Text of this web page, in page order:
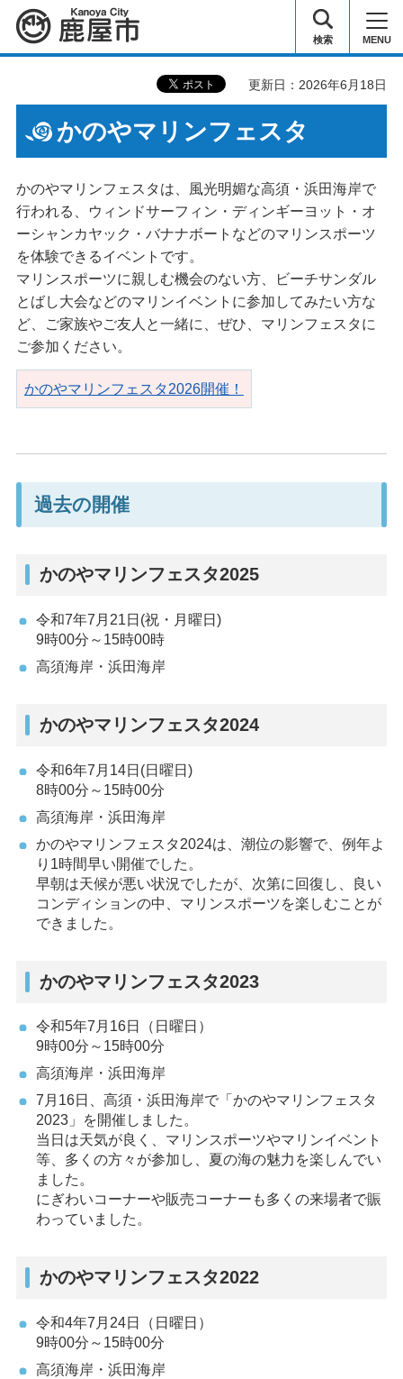
鹿屋市 検索 MENU
更新日：2026年6月18日
かのやマリンフェスタ
かのやマリンフェスタは、風光明媚な高須・浜田海岸で
行われる、ウィンドサーフィン・ディンギーヨット・オ
ーシャンカヤック・バナナボートなどのマリンスポーツ
を体験できるイベントです。
マリンスポーツに親しむ機会のない方、ビーチサンダル
とばし大会などのマリンイベントに参加してみたい方な
ど、ご家族やご友人と一緒に、ぜひ、マリンフェスタに
ご参加ください。
かのやマリンフェスタ2026開催！
過去の開催
かのやマリンフェスタ2025
令和7年7月21日(祝・月曜日)
9時00分～15時00時
高須海岸・浜田海岸
かのやマリンフェスタ2024
令和6年7月14日(日曜日)
8時00分～15時00分
高須海岸・浜田海岸
かのやマリンフェスタ2024は、潮位の影響で、例年よ
り1時間早い開催でした。
早朝は天候が悪い状況でしたが、次第に回復し、良い
コンディションの中、マリンスポーツを楽しむことが
できました。
かのやマリンフェスタ2023
令和5年7月16日（日曜日）
9時00分～15時00分
高須海岸・浜田海岸
7月16日、高須・浜田海岸で「かのやマリンフェスタ
2023」を開催しました。
当日は天気が良く、マリンスポーツやマリンイベント
等、多くの方々が参加し、夏の海の魅力を楽しんでい
ました。
にぎわいコーナーや販売コーナーも多くの来場者で賑
わっていました。
かのやマリンフェスタ2022
令和4年7月24日（日曜日）
9時00分～15時00分
高須海岸・浜田海岸